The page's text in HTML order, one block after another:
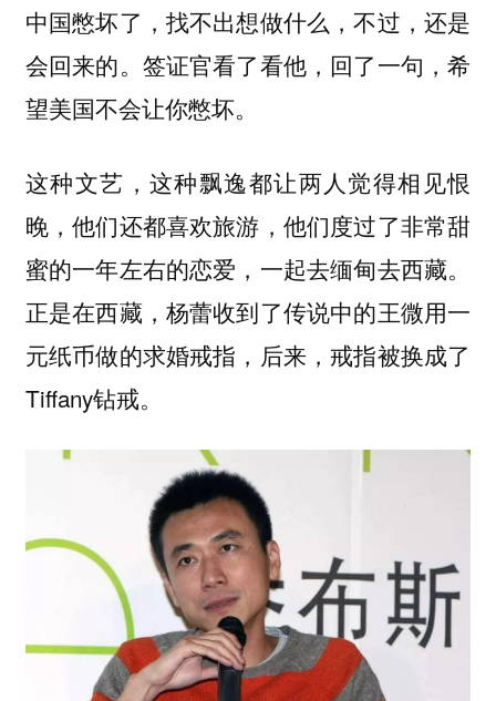
中国憋坏了，找不出想做什么，不过，还是
会回来的。签证官看了看他，回了一句，希
望美国不会让你憋坏。
这种文艺，这种飘逸都让两人觉得相见恨
晚，他们还都喜欢旅游，他们度过了非常甜
蜜的一年左右的恋爱，一起去缅甸去西藏。
正是在西藏，杨蕾收到了传说中的王微用一
元纸币做的求婚戒指，后来，戒指被换成了
Tiffany钻戒。